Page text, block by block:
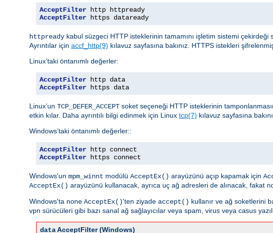
AcceptFilter
AcceptFilter https dataready
httpready kabul süzgeci HTTP isteklerinin tamamını işletim sistemi
Ayrıntılar için accf_http(9) kılavuz sayfasına bakınız. HTTPS istekleri
Linux’taki öntanımlı değerler:
AcceptFilter
AcceptFilter https data
Linux’un TCP_DEFER_ACCEPT soket seçeneği HTTP isteklerinin
etkin kılar. Daha ayrıntılı bilgi edinmek için Linux tcp(7) kılavuz sayfasına
Windows’taki öntanımlı değerler::
AcceptFilter
AcceptFilter https connect
Windows'un mpm_winnt modülü AcceptEx() arayüzünü açıp kapamak için
AcceptEx() arayüzünü kullanacak, ayrıca uç ağ adresleri de alınacak, fakat
Windows'ta none AcceptEx()'ten ziyade accept() kullanır ve ağ soketlerini
vpn sürücüleri gibi bazı sanal ağ sağlayıcılar veya spam, virus veya casus
dataAcceptFilter (Windows)